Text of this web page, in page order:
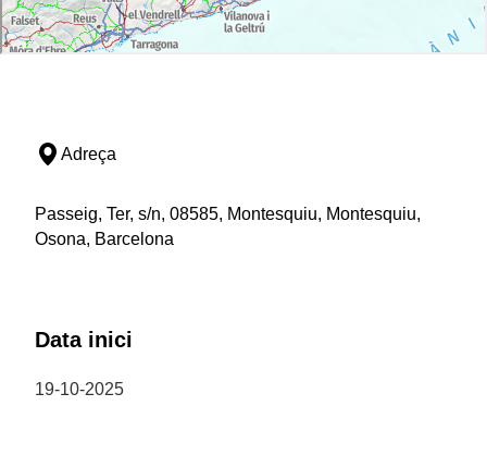
Adreça
Passeig, Ter, s/n, 08585, Montesquiu, Montesquiu,
Osona, Barcelona
Data inici
19-10-2025